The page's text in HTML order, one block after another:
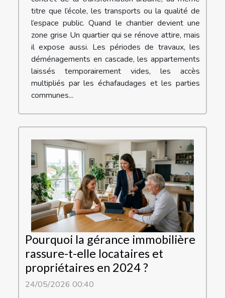
titre que l’école, les transports ou la qualité de
l’espace public. Quand le chantier devient une
zone grise Un quartier qui se rénove attire, mais
il expose aussi. Les périodes de travaux, les
déménagements en cascade, les appartements
laissés temporairement vides, les accès
multipliés par les échafaudages et les parties
communes...
Pourquoi la gérance immobilière
rassure-t-elle locataires et
propriétaires en 2024 ?
24/05/2026 00:40